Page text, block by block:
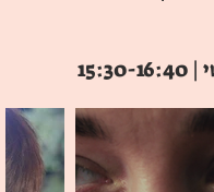
השנה תוצג התחרות בשלושה מקבצים
מגוונים, ובהם סרטים עלילתיים, תיעודיים,
אנימציה ודוקו־אנימציה, הנוגעים בסיפורים